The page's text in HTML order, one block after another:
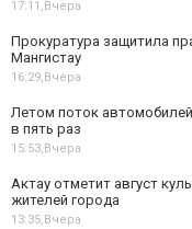
17:11, Вчера
Прокуратура защитила
Мангистау
16:29, Вчера
Летом поток
в пять раз
15:53, Вчера
Актау отметит август
жителей города
13:35, Вчера